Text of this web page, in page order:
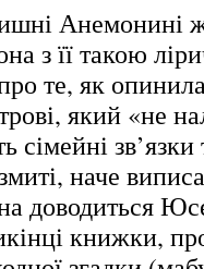
Анемонині
з її такою
те, як
який «не
сімейні зв’язки
наче
доводиться
книжки,